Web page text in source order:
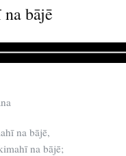
bājē
na bājē,
na bājē;